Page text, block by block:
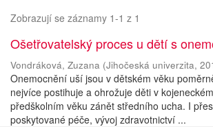
Zobrazují se záznamy 1-1 z 1
Ošetřovatelský proces u dětí s
Vondráková, Zuzana (Jihočeská univerzita,
Onemocnění uší jsou v dětském věku
nejvíce postihuje a ohrožuje děti v
předškolním věku zánět středního ucha. I
poskytované péče, vývoj zdravotnictví ...